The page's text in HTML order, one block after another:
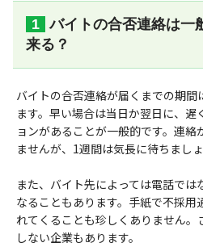
バイトの合否連絡は一
来る？
バイトの合否連絡が届くまでの期間
ます。早い場合は当日か翌日に、遅
ョンがあることが一般的です。連
ませんが、1週間は気長に待ちましょ
また、バイト先によっては電話で
なることもあります。手紙で不採用
れてくることも珍しくありません
しない企業もあります。